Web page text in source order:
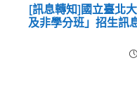
[訊息轉知]國立臺北
及非學分班」招生訊